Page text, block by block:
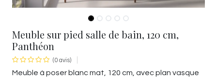
Meuble sur pied salle de bain, 120 cm,
Panthéon
(0 avis)
Meuble à poser blanc mat, 120 cm, avec plan vasque